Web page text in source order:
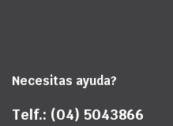
Necesitas ayuda?
Telf.: (04) 5043866